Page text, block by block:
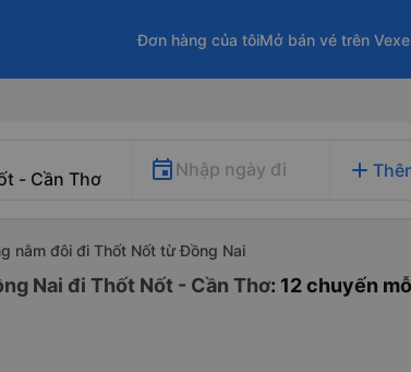
Đơn hàng của tôiMở bán vé trên
Nhập ngày đi add
nằm đôi đi Thốt Nốt từ Đồng Nai
Nai đi Thốt Nốt - Cần Thơ: 12 chuyến